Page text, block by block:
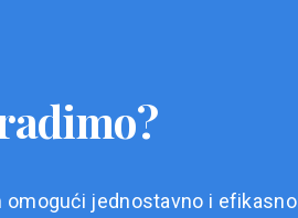
omogući jednostavno i efikasno